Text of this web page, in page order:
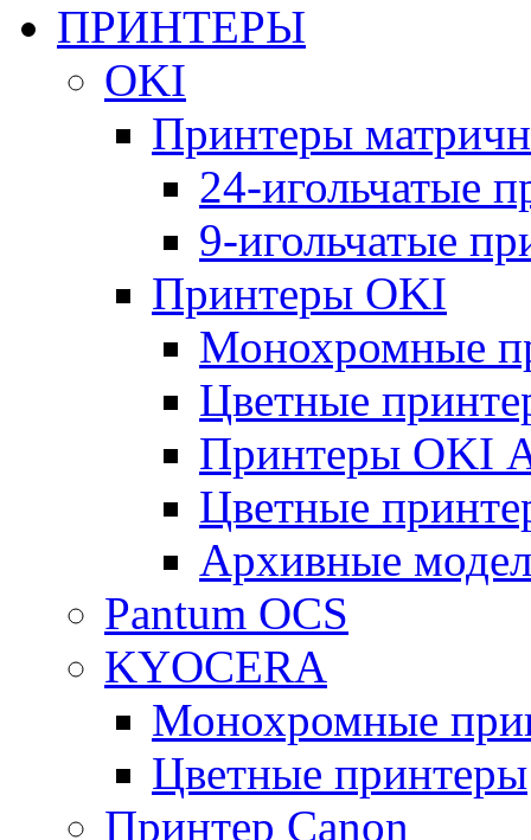
ПРИНТЕРЫ
OKI
Принтеры
24-игольчатые
9-игольчатые
Принтеры OKI
Монохромные
Цветные
Принтеры OKI
Цветные
Архивные
Pantum OCS
KYOCERA
Монохромные
Цветные принтеры
Принтер Canon